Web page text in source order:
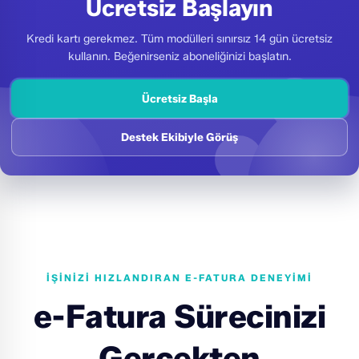
Ücretsiz Başlayın
Kredi kartı gerekmez. Tüm modülleri sınırsız 14 gün ücretsiz
kullanın. Beğenirseniz aboneliğinizi başlatın.
Ücretsiz Başla
Destek Ekibiyle Görüş
İŞINIZI HIZLANDIRAN E-FATURA DENEYIMI
e-Fatura Sürecinizi